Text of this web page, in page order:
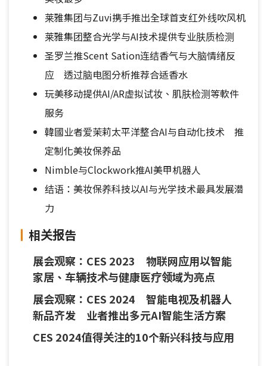
莱雅集团与Zuvi携手推出全球首支红外线吹风机
莱雅集团整合光学与AI技术提供专业肤质检测
圣罗兰推Scent Sation连结香气与大脑情绪反
应 透过脑电图分析推荐合适香水
玩美移动提供AI/AR虚拟试妆、肌肤检测等軟件
服务
韓國业者爱茉莉太平洋整合AI与自动化技术 推
定制化美妆保养品
Nimble与Clockwork推AI美甲机器人
结语：美妆保养科技以AI与光学技术最具发展潜
力
相关报告
展会观察：CES 2023 物联网应用以智能
家居、车辆技术与健康医疗领域为亮点
展会观察：CES 2024 智能电视及机器人
新品齐发 业者推出多元AI智能生活方案
CES 2024值得关注的10个新兴科技与应用